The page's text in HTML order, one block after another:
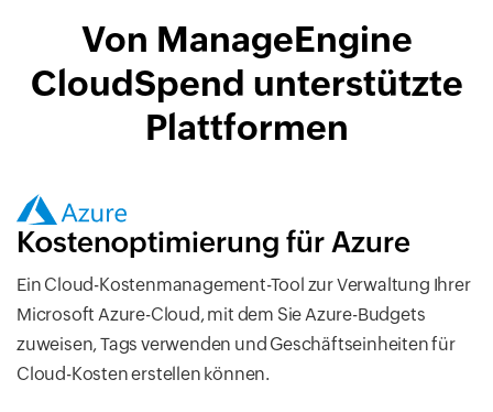
Von ManageEngine
CloudSpend unterstützte
Plattformen
Kostenoptimierung für Azure
Ein Cloud-Kostenmanagement-Tool zur Verwaltung Ihrer
Microsoft Azure-Cloud, mit dem Sie Azure-Budgets
zuweisen, Tags verwenden und Geschäftseinheiten für
Cloud-Kosten erstellen können.